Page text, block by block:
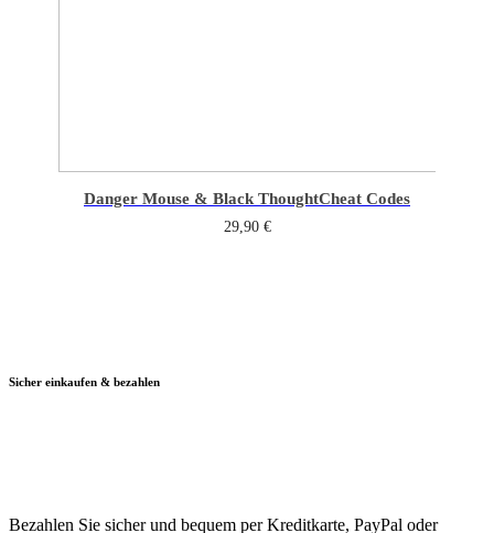
Danger Mouse & Black ThoughtCheat Codes
29,90 €
Sicher einkaufen & bezahlen
Bezahlen Sie sicher und bequem per Kreditkarte, PayPal oder